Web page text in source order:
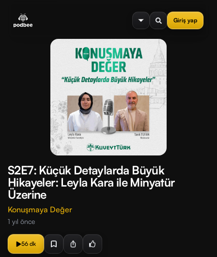
Giriş yap
menu
S2E7: Küçük Detaylarda Büyük
Hikayeler: Leyla Kara ile Minyatür
Üzerine
Konuşmaya Değer
1 yıl önce
56 dk